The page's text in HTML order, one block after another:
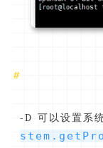
-D 可以设置系